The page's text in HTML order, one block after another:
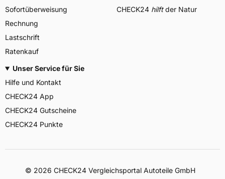
Sofortüberweisung
Rechnung
Lastschrift
Ratenkauf
CHECK24 hilftder Natur
Unser Service für Sie
Hilfe und Kontakt
CHECK24 App
CHECK24 Gutscheine
CHECK24 Punkte
© 2026 CHECK24 Vergleichsportal Autoteile GmbH